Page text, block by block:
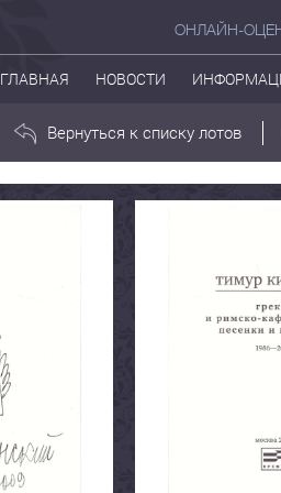
ОНЛАЙН-
ГЛАВНАЯ НОВОСТИ
Вернуться к списку лотов